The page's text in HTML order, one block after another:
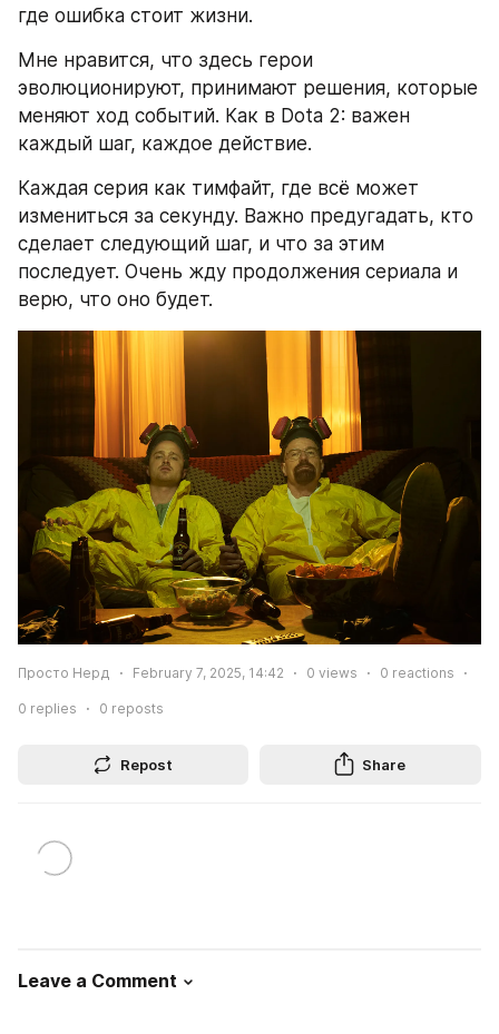
где ошибка стоит жизни.
Мне нравится, что здесь герои
эволюционируют, принимают решения, которые
меняют ход событий. Как в Dota 2: важен
каждый шаг, каждое действие.
Каждая серия как тимфайт, где всё может
измениться за секунду. Важно предугадать, кто
сделает следующий шаг, и что за этим
последует. Очень жду продолжения сериала и
верю, что оно будет.
Просто Нерд February 7, 2025, 14:42 0 views 0 reactions
0 replies 0 reposts
Repost Share
Leave a Comment